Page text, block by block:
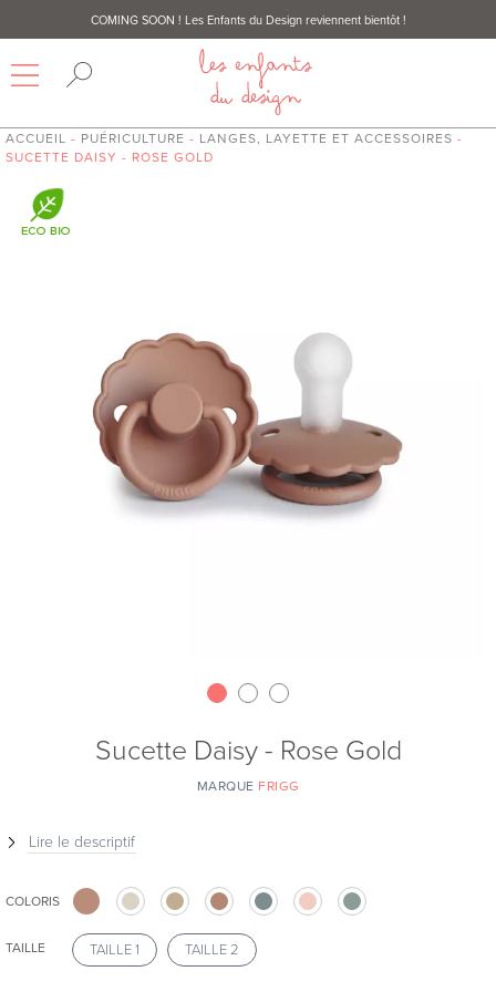
COMING SOON ! Les Enfants du Design reviennent bientôt !
ACCUEIL - PUÉRICULTURE - LANGES, LAYETTE ET ACCESSOIRES -
SUCETTE DAISY - ROSE GOLD
Sucette Daisy - Rose Gold
MARQUE FRIGG
Lire le descriptif
COLORIS
TAILLE TAILLE 1 TAILLE 2